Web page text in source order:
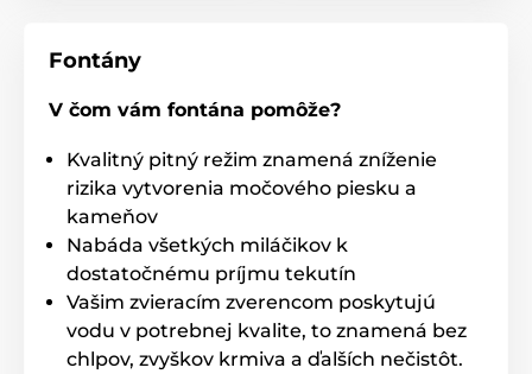
Fontány
V čom vám fontána pomôže?
Kvalitný pitný režim znamená zníženie
rizika vytvorenia močového piesku a
kameňov
Nabáda všetkých miláčikov k
dostatočnému príjmu tekutín
Vašim zvieracím zverencom poskytujú
vodu v potrebnej kvalite, to znamená bez
chlpov, zvyškov krmiva a ďalších nečistôt.